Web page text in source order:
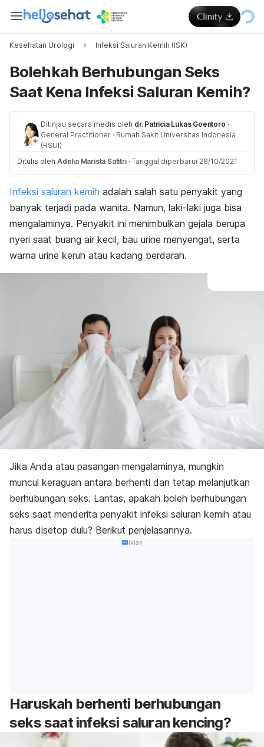
Kesehatan Urologi Infeksi Saluran Kemih (ISK)
Bolehkah Berhubungan Seks
Saat Kena Infeksi Saluran Kemih?
Ditinjau secara medis oleh dr. Patricia Lukas Goentoro ·
General Practitioner · Rumah Sakit Universitas Indonesia
(RSUI)
Ditulis oleh Adelia Marista Safitri · Tanggal diperbarui 28/10/2021
Infeksi saluran kemih adalah salah satu penyakit yang
banyak terjadi pada wanita. Namun, laki-laki juga bisa
mengalaminya. Penyakit ini menimbulkan gejala berupa
nyeri saat buang air kecil, bau urine menyengat, serta
warna urine keruh atau kadang berdarah.
Jika Anda atau pasangan mengalaminya, mungkin
muncul keraguan antara berhenti dan tetap melanjutkan
berhubungan seks. Lantas, apakah boleh berhubungan
seks saat menderita penyakit infeksi saluran kemih atau
harus disetop dulu? Berikut penjelasannya.
Iklan
Haruskah berhenti berhubungan
seks saat infeksi saluran kencing?